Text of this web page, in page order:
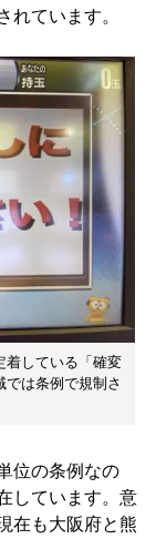
れています。
着している「確変
では条例で規制さ
位の条例なの
しています。意
在も大阪府と熊